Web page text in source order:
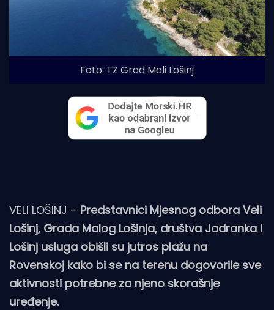
Foto: TZ Grad Mali Lošinj
VELI LOŠINJ – Predstavnici Mjesnog odbora Veli
Lošinj, Grada Malog Lošinja, društva Jadranka i
Lošinj usluga obišli su jutros plažu na
Rovenskoj kako bi se na terenu dogovorile sve
aktivnosti potrebne za njeno skorašnje
uređenje.